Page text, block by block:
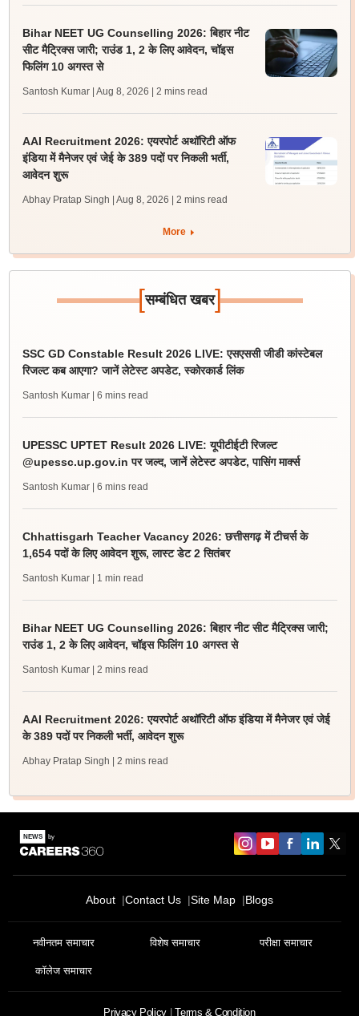
Bihar NEET UG Counselling 2026: बिहार नीट
सीट मैट्रिक्स जारी; राउंड 1, 2 के लिए आवेदन, चॉइस
फिलिंग 10 अगस्त से
Santosh Kumar | Aug 8, 2026 | 2 mins read
AAI Recruitment 2026: एयरपोर्ट अथॉरिटी ऑफ
इंडिया में मैनेजर एवं जेई के 389 पदों पर निकली भर्ती,
आवेदन शुरू
Abhay Pratap Singh | Aug 8, 2026 | 2 mins read
More
[सम्बंधित खबर]
SSC GD Constable Result 2026 LIVE: एसएससी जीडी कांस्टेबल
रिजल्ट कब आएगा? जानें लेटेस्ट अपडेट, स्कोरकार्ड लिंक
Santosh Kumar | 6 mins read
UPESSC UPTET Result 2026 LIVE: यूपीटीईटी रिजल्ट
@upessc.up.gov.in पर जल्द, जानें लेटेस्ट अपडेट, पासिंग मार्क्स
Santosh Kumar | 6 mins read
Chhattisgarh Teacher Vacancy 2026: छत्तीसगढ़ में टीचर्स के
1,654 पदों के लिए आवेदन शुरू, लास्ट डेट 2 सितंबर
Santosh Kumar | 1 min read
Bihar NEET UG Counselling 2026: बिहार नीट सीट मैट्रिक्स जारी;
राउंड 1, 2 के लिए आवेदन, चॉइस फिलिंग 10 अगस्त से
Santosh Kumar | 2 mins read
AAI Recruitment 2026: एयरपोर्ट अथॉरिटी ऑफ इंडिया में मैनेजर एवं जेई
के 389 पदों पर निकली भर्ती, आवेदन शुरू
Abhay Pratap Singh | 2 mins read
About Contact Us Site Map Blogs
नवीनतम समाचार विशेष समाचार परीक्षा समाचार
कॉलेज समाचार
Privacy Policy Terms & Condition